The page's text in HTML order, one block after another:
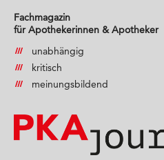
Fachmagazin
für Apothekerinnen & Apotheker
unabhängig
kritisch
meinungsbildend